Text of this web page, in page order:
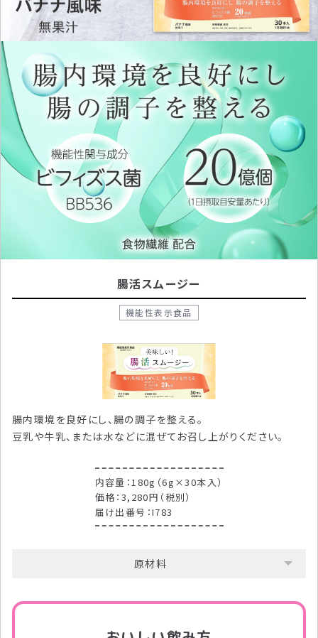
腸活スムージー
機能性表示食品
腸内環境を良好にし、腸の調子を整える。
豆乳や牛乳、または水などに混ぜてお召し上がりください。
内容量：180g（6g×30本入）
価格：3,280円（税別）
届け出番号：I783
原材料